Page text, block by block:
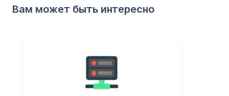
Вам может быть интересно